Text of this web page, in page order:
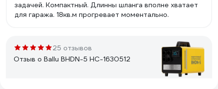
задачей. Компактный. Длинны шланга вполне хватает
для гаража. 18кв.м прогревает моментально.
25 отзывов
Отзыв о Ballu BHDN-5 НС-1630512